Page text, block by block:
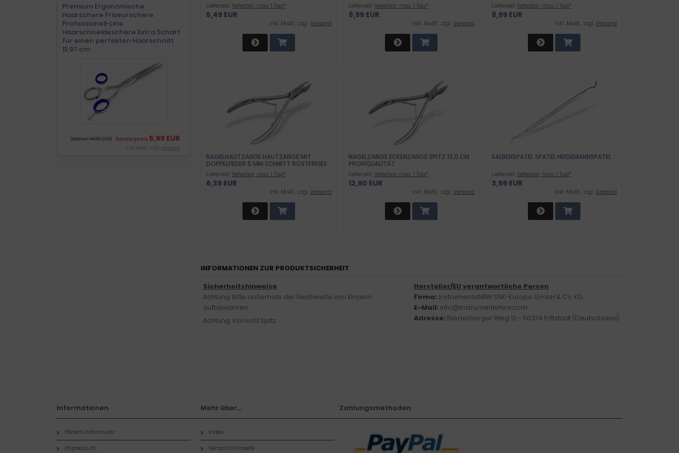
Lieferzeit: lieferbar, max. 1 Tag*
5,49 EUR
inkl .MwSt., zzgl.Versand
Lieferzeit: lieferbar, max. 1 Tag*
8,99 EUR
inkl .MwSt., zzgl. Versand
Lieferzeit: lieferbar, max. 1 Tag*
8,99 EUR
inkl .MwSt., zzgl. Versand
NAGELHAUTZANGE HAUTZANGE MIT
DOPPELFEDER 5 MM SCHNITT ROSTFREIES
EDELSTAHL
Lieferzeit: lieferbar, max. 1 Tag*
6,39 EUR
inkl .MwSt., zzgl.Versand
NAGELZANGE ECKENZANGE SPITZ 13,0 CM
PROFIQUALITÄT
Lieferzeit: lieferbar, max. 1 Tag*
12,90 EUR
inkl .MwSt., zzgl. Versand
SALBENSPATEL SPATEL HEIDEMANNSPATEL
Lieferzeit: lieferbar, max. 1 Tag*
3,99 EUR
inkl .MwSt., zzgl. Versand
INFORMATIONEN ZUR PRODUKTSICHERHEIT
Sicherheitshinweise
Achtung: Bitte außerhalb der Reichweite von Kindern
aufbewahren.
Hersteller/EU verantwortliche Person
Firma: InstrumenteNRW SNK-Europe GmbH & Co. KG
E-Mail: info@InstrumenteNrw.com
Adresse: Niederberger Weg 12 - 50374 Erftstadt (Deutschland)
Achtung: Vorsicht Spitz.
Premium Ergonomische
Haarschere Friseurschere
Professionell-Line
Haarschneideschere Extra Scharf
für einen perfekten Haarschnitt
13,97 cm
(bisher 14,99 EUR) Sonderpreis 5,99 EUR
inkl .MwSt., zzgl. Versand
Informationen
Widerrufsformular
Impressum
Mehr über...
Index
Versandinfoseite
Zahlungsmethoden